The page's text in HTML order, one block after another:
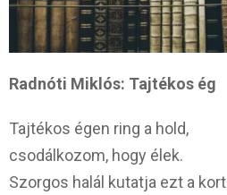
Radnóti Miklós: Tajtékos ég
Tajtékos égen ring a hold,
csodálkozom, hogy élek.
Szorgos halál kutatja ezt a kort